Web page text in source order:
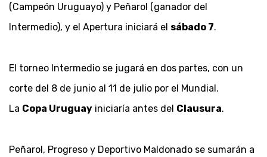
(Campeón Uruguayo) y Peñarol (ganador del
Intermedio), y el Apertura iniciará el sábado 7.
El torneo Intermedio se jugará en dos partes, con un
corte del 8 de junio al 11 de julio por el Mundial.
La Copa Uruguay iniciaría antes del Clausura.
Peñarol, Progreso y Deportivo Maldonado se sumarán a